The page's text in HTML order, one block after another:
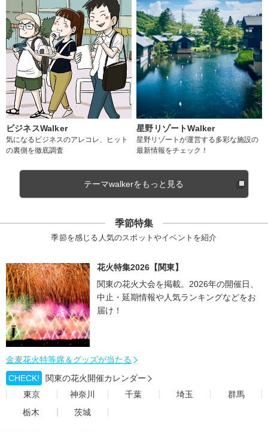
ビジネスWalker
気になるビジネスのアレコレ、ヒット
の裏側を徹底調査
星野リゾートWalker
星野リゾートが運営する多彩な施設の
最新情報をチェック！
テーマwalkerをもっと見る
季節特集
季節を感じる人気のスポットやイベントを紹介
花火特集2026【関東】
関東の花火大会を掲載。2026年の開催日、
中止・延期情報や人気ランキングなどをお
届け！
金麦花火特等席＆グッズが当たる
CHECK!
関東の花火開催カレンダー
東京
神奈川 千葉 埼玉
群馬
栃木
茨城